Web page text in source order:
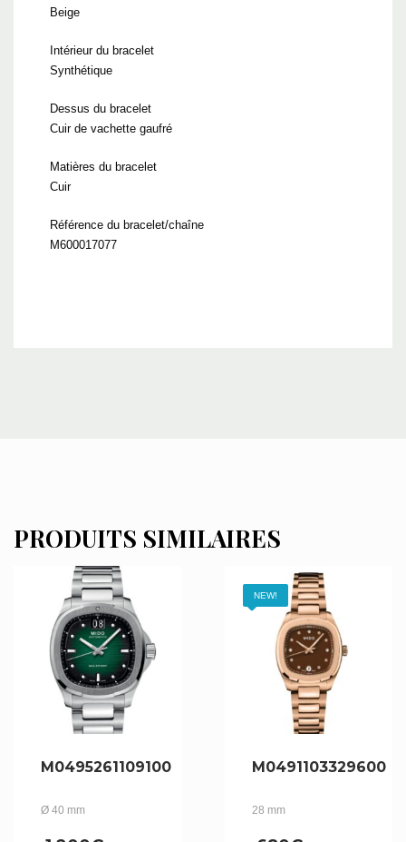
Beige
Intérieur du bracelet
Synthétique
Dessus du bracelet
Cuir de vachette gaufré
Matières du bracelet
Cuir
Référence du bracelet/chaîne
M600017077
PRODUITS SIMILAIRES
M0495261109100
Ø 40 mm
NEW!
M0491103329600
28 mm